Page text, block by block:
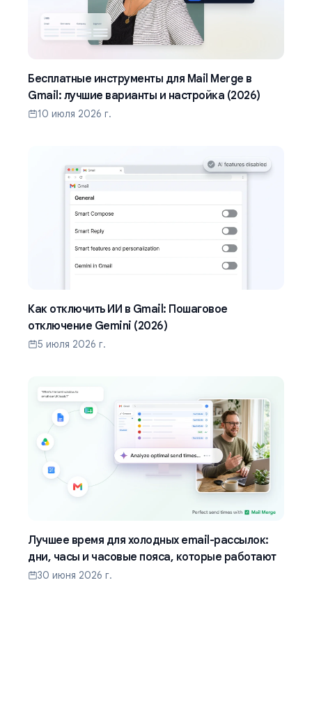
Бесплатные инструменты для Mail Merge в
Gmail: лучшие варианты и настройка (2026)
10 июля 2026 г.
Как отключить ИИ в Gmail: Пошаговое
отключение Gemini (2026)
5 июля 2026 г.
Лучшее время для холодных email-рассылок:
дни, часы и часовые пояса, которые работают
30 июня 2026 г.